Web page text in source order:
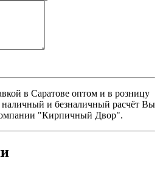
в Саратове оптом и в розницу
наличный и безналичный расчёт Вы
"Кирпичный Двор".